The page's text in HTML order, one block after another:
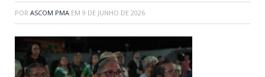
POR ASCOM PMA EM 9 DE JUNHO DE 2026